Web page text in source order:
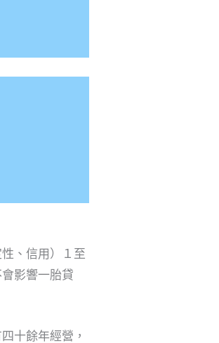
、信用）１至
影響一胎貸
十餘年經營，